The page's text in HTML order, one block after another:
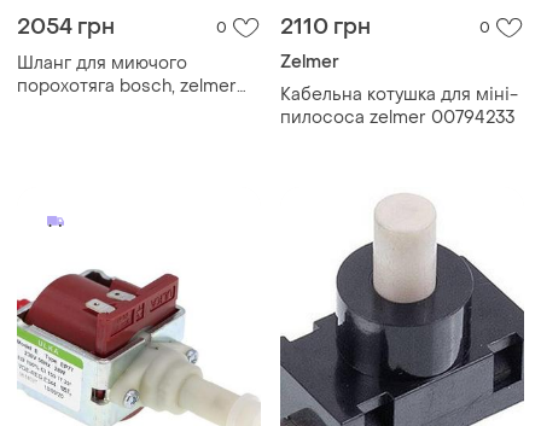
2054 грн 0
Шланг для миючого
порохотяга bosch, zelmer
2110 грн 0
Zelmer
Кабельна котушка для міні-
пилососа zelmer 00794233